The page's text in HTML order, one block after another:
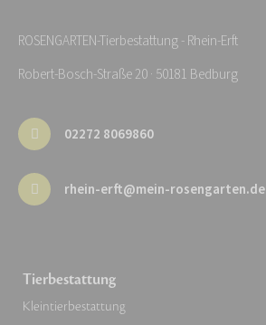
ROSENGARTEN-Tierbestattung - Rhein-Erft
Robert-Bosch-Straße 20 · 50181 Bedburg
02272 8069860
rhein-erft@mein-rosengarten.de
Tierbestattung
Kleintierbestattung